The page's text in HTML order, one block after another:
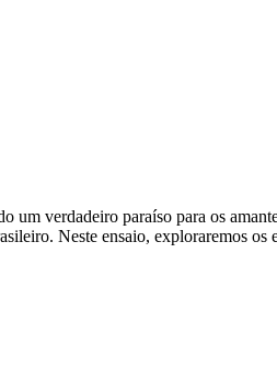
verdadeiro paraíso para os
Neste ensaio, exploraremos os